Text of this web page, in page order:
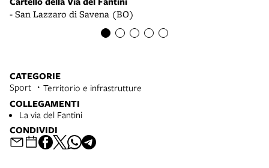
- San Lazzaro di Savena (BO)
CATEGORIE
Sport Territorio e infrastrutture
COLLEGAMENTI
La via del Fantini
CONDIVIDI